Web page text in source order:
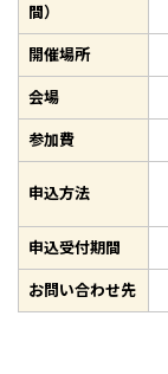
間）
開催場所
会場
参加費
申込方法
申込受付期間
お問い合わせ先